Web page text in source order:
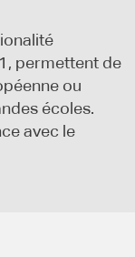
permettent de
ou
écoles.
avec le